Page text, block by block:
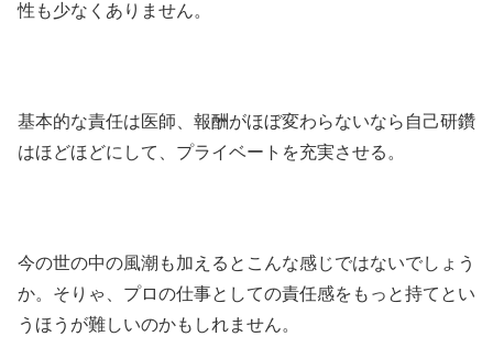
性も少なくありません。
基本的な責任は医師、報酬がほぼ変わらないなら自己研鑽
はほどほどにして、プライベートを充実させる。
今の世の中の風潮も加えるとこんな感じではないでしょう
か。そりゃ、プロの仕事としての責任感をもっと持てとい
うほうが難しいのかもしれません。